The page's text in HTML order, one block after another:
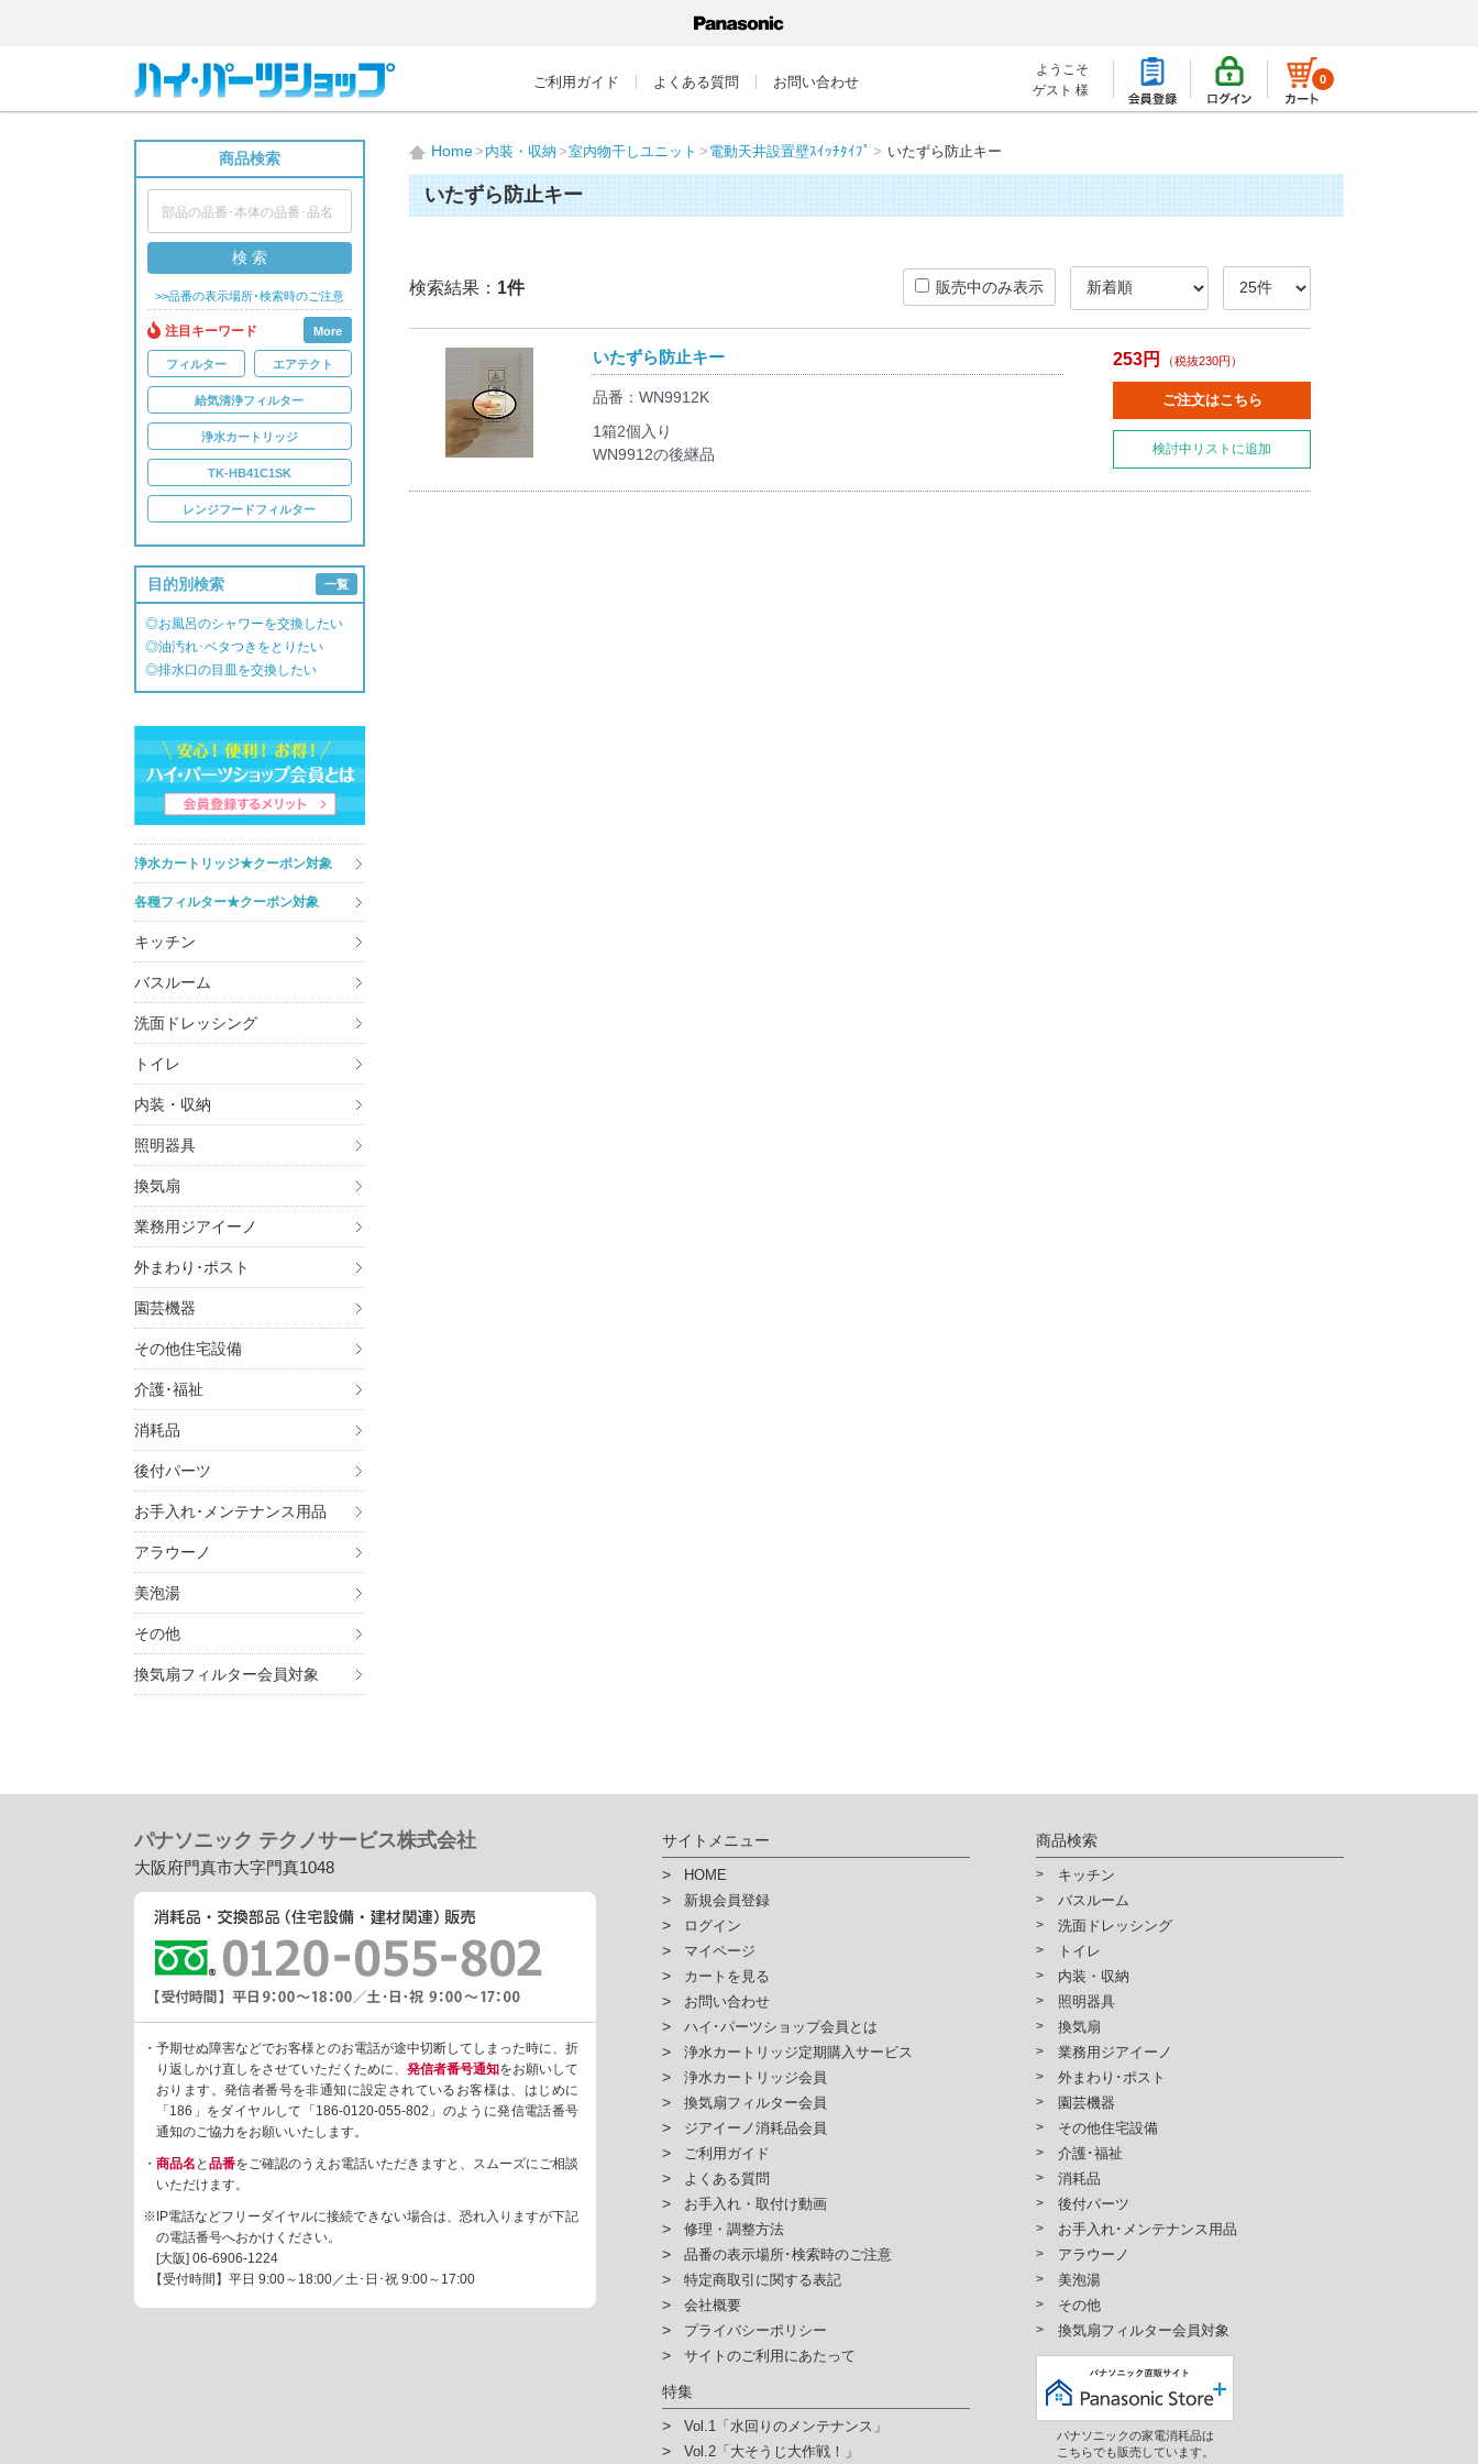
ご利用ガイド よくある質問 お問い合わせ
ようこそ
ゲスト 様
0
商品検索
検 索
>>品番の表示場所･検索時のご注意
注目キーワード More
フィルター エアテクト
給気清浄フィルター
浄水カートリッジ
TK-HB41C1SK
レンジフードフィルター
目的別検索 一覧
◎お風呂のシャワーを交換したい
◎油汚れ･ベタつきをとりたい
◎排水口の目皿を交換したい
浄水カートリッジ★クーポン対象
各種フィルター★クーポン対象
キッチン
バスルーム
洗面ドレッシング
トイレ
内装・収納
照明器具
換気扇
業務用ジアイーノ
外まわり･ポスト
園芸機器
その他住宅設備
介護･福祉
消耗品
後付パーツ
お手入れ･メンテナンス用品
アラウーノ
美泡湯
その他
換気扇フィルター会員対象
Home 内装・収納 室内物干しユニット 電動天井設置壁ｽｲｯﾁﾀｲﾌﾟ いたずら防止キー
いたずら防止キー
検索結果： 1件 販売中のみ表示
いたずら防止キー
品番：WN9912K
1箱2個入り
WN9912の後継品
253円 （税抜230円）
ご注文はこちら
検討中リストに追加
パナソニック テクノサービス株式会社
大阪府門真市大字門真1048
・予期せぬ障害などでお客様とのお電話が途中切断してしまった時に、折
り返しかけ直しをさせていただくために、 発信者番号通知をお願いして
おります。発信者番号を非通知に設定されているお客様は、はじめに
「186」をダイヤルして「186-0120-055-802」のように発信電話番号
通知のご協力をお願いいたします。
・ 商品名 と 品番をご確認のうえお電話いただきますと、スムーズにご相談
いただけます。
※IP電話などフリーダイヤルに接続できない場合は、恐れ入りますが下記
の電話番号へおかけください。
[大阪] 06-6906-1224
【受付時間】平日 9:00～18:00／土･日･祝 9:00～17:00
サイトメニュー
HOME
新規会員登録
ログイン
マイページ
カートを見る
お問い合わせ
ハイ･パーツショップ会員とは
浄水カートリッジ定期購入サービス
浄水カートリッジ会員
換気扇フィルター会員
ジアイーノ消耗品会員
ご利用ガイド
よくある質問
お手入れ・取付け動画
修理・調整方法
品番の表示場所･検索時のご注意
特定商取引に関する表記
会社概要
プライバシーポリシー
サイトのご利用にあたって
特集
Vol.1「水回りのメンテナンス」
Vol.2「大そうじ大作戦！」
商品検索
キッチン
バスルーム
洗面ドレッシング
トイレ
内装・収納
照明器具
換気扇
業務用ジアイーノ
外まわり･ポスト
園芸機器
その他住宅設備
介護･福祉
消耗品
後付パーツ
お手入れ･メンテナンス用品
アラウーノ
美泡湯
その他
換気扇フィルター会員対象
パナソニックの家電消耗品は
こちらでも販売しています。